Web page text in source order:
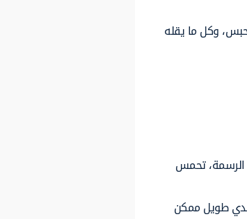
وكل ما يقله
الرسمة، تحمس
طويل ممكن